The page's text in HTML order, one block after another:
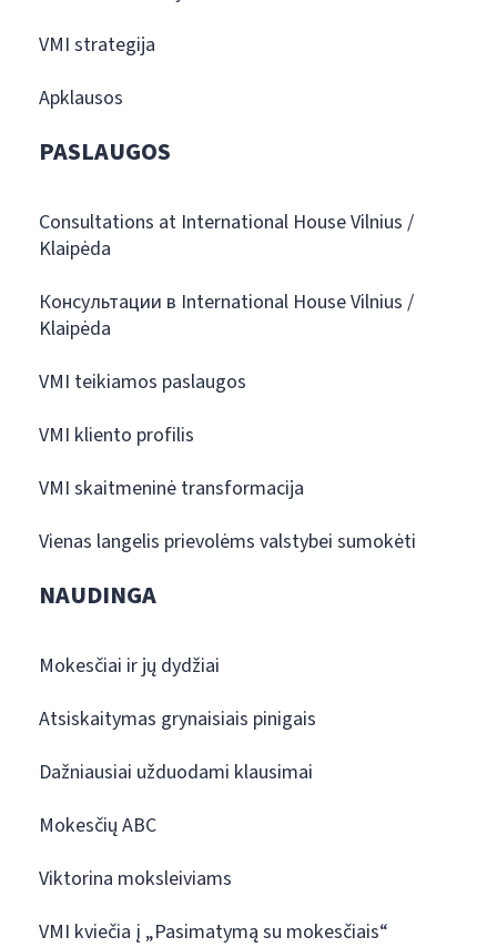
VMI strategija
Apklausos
PASLAUGOS
Consultations at International House Vilnius /
Klaipėda
Консультации в International House Vilnius /
Klaipėda
VMI teikiamos paslaugos
VMI kliento profilis
VMI skaitmeninė transformacija
Vienas langelis prievolėms valstybei sumokėti
NAUDINGA
Mokesčiai ir jų dydžiai
Atsiskaitymas grynaisiais pinigais
Dažniausiai užduodami klausimai
Mokesčių ABC
Viktorina moksleiviams
VMI kviečia į „Pasimatymą su mokesčiais“